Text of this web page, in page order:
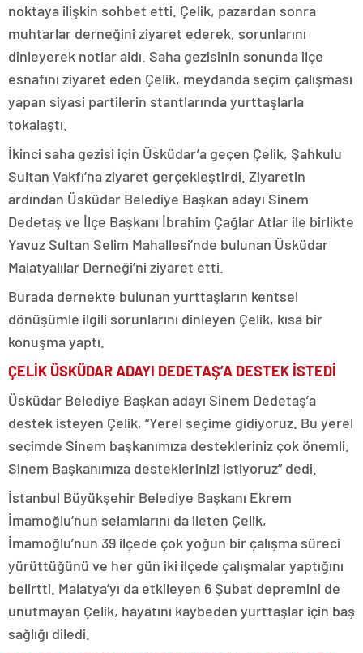
noktaya ilişkin sohbet etti. Çelik, pazardan sonra
muhtarlar derneğini ziyaret ederek, sorunlarını
dinleyerek notlar aldı. Saha gezisinin sonunda ilçe
esnafını ziyaret eden Çelik, meydanda seçim çalışması
yapan siyasi partilerin stantlarında yurttaşlarla
tokalaştı.
İkinci saha gezisi için Üsküdar’a geçen Çelik, Şahkulu
Sultan Vakfı’na ziyaret gerçekleştirdi. Ziyaretin
ardından Üsküdar Belediye Başkan adayı Sinem
Dedetaş ve İlçe Başkanı İbrahim Çağlar Atlar ile birlikte
Yavuz Sultan Selim Mahallesi’nde bulunan Üsküdar
Malatyalılar Derneği’ni ziyaret etti.
Burada dernekte bulunan yurttaşların kentsel
dönüşümle ilgili sorunlarını dinleyen Çelik, kısa bir
konuşma yaptı.
ÇELİK ÜSKÜDAR ADAYI DEDETAŞ’A DESTEK İSTEDİ
Üsküdar Belediye Başkan adayı Sinem Dedetaş’a
destek isteyen Çelik, “Yerel seçime gidiyoruz. Bu yerel
seçimde Sinem başkanımıza destekleriniz çok önemli.
Sinem Başkanımıza desteklerinizi istiyoruz” dedi.
İstanbul Büyükşehir Belediye Başkanı Ekrem
İmamoğlu’nun selamlarını da ileten Çelik,
İmamoğlu’nun 39 ilçede çok yoğun bir çalışma süreci
yürüttüğünü ve her gün iki ilçede çalışmalar yaptığını
belirtti. Malatya’yı da etkileyen 6 Şubat depremini de
unutmayan Çelik, hayatını kaybeden yurttaşlar için baş
sağlığı diledi.